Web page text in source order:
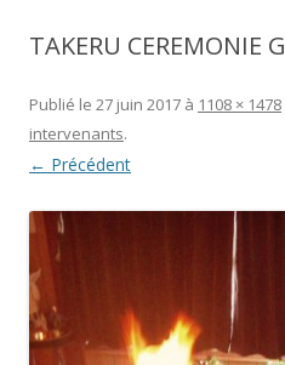
TAKERU CEREMONIE
Publié le 27 juin 2017 à 1108 × 1478
intervenants.
← Précédent